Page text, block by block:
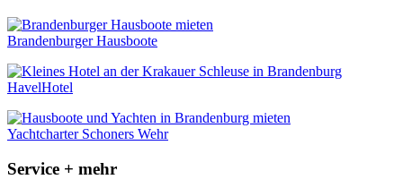
Brandenburger Hausboote
HavelHotel
Yachtcharter Schoners Wehr
Service + mehr